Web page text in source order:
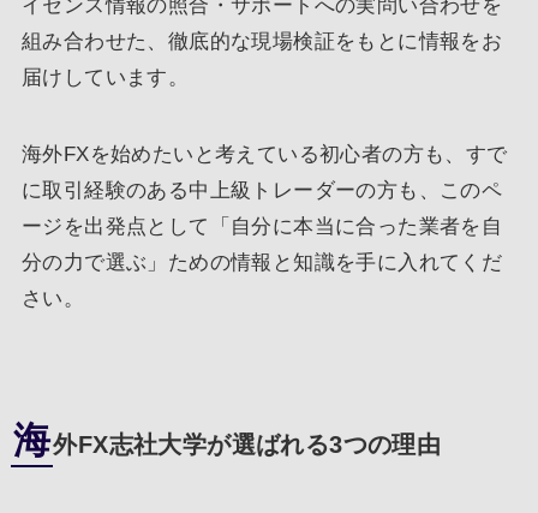
イセンス情報の照合・サポートへの実問い合わせを
組み合わせた、徹底的な現場検証をもとに情報をお
届けしています。
海外FXを始めたいと考えている初心者の方も、すで
に取引経験のある中上級トレーダーの方も、このペ
ージを出発点として「自分に本当に合った業者を自
分の力で選ぶ」ための情報と知識を手に入れてくだ
さい。
海外FX志社大学が選ばれる3つの理由